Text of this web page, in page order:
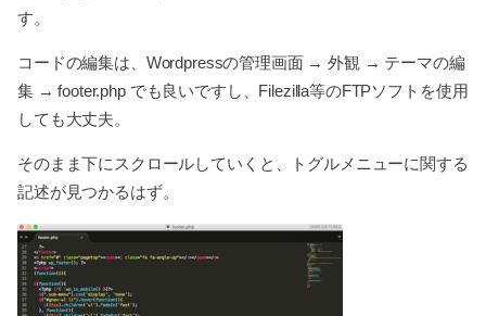
す。
コードの編集は、Wordpressの管理画面 → 外観 → テーマの編
集 → footer.php でも良いですし、Filezilla等のFTPソフトを使用
しても大丈夫。
そのまま下にスクロールしていくと、トグルメニューに関する
記述が見つかるはず。